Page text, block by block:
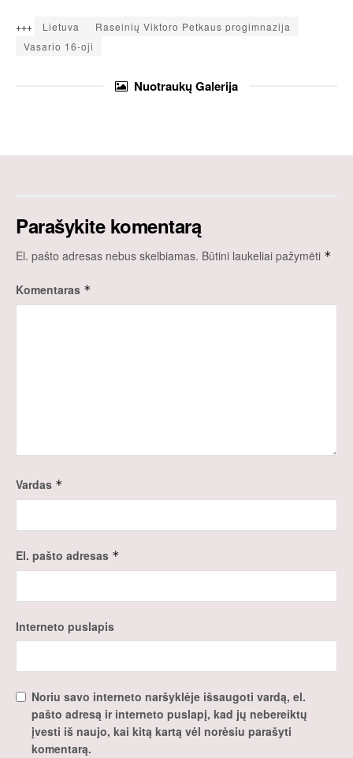
+++ Lietuva
Raseinių Viktoro Petkaus progimnazija
Vasario 16-oji
NuotraukųGalerija
Parašykite komentarą
El. pašto adresas nebus skelbiamas. Būtini laukeliai pažymėti *
Komentaras *
Vardas *
El. pašto adresas *
Interneto puslapis
Noriu savo interneto naršyklėje išsaugoti vardą, el.
pašto adresą ir interneto puslapį, kad jų nebereiktų
įvesti iš naujo, kai kitą kartą vėl norėsiu parašyti
komentarą.